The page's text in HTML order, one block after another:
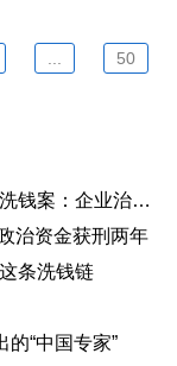
50
理漏洞与监管警示
治资金获刑两年
条洗钱链
的“中国专家”